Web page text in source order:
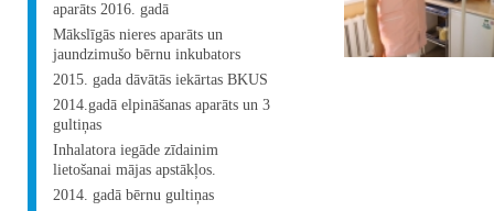
aparāts 2016. gadā
Mākslīgās nieres aparāts un
jaundzimušo bērnu inkubators
2015. gada dāvātās iekārtas BKUS
2014.gadā elpināšanas aparāts un 3
gultiņas
Inhalatora iegāde zīdainim
lietošanai mājas apstākļos.
2014. gadā bērnu gultiņas